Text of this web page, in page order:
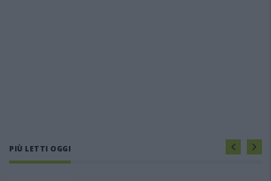
PIÙ LETTI OGGI